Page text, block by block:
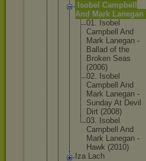
Isobel Campbell
And Mark Lanegan
01. Isobel
Campbell And
Mark Lanegan -
Ballad of the
Broken Seas
(2006)
02. Isobel
Campbell And
Mark Lanegan -
Sunday At Devil
Dirt (2008)
03. Isobel
Campbell And
Mark Lanegan -
Hawk (2010)
Iza Lach